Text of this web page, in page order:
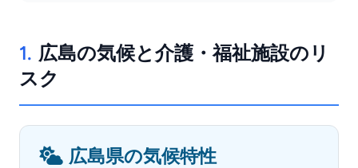
1. 広島の気候と介護・福祉施設のリ
スク
広島県の気候特性